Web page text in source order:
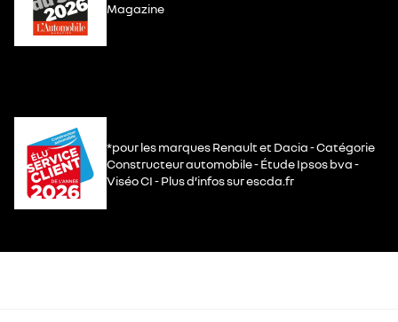
Magazine
*pour les marques Renault et Dacia - Catégorie
Constructeur automobile - Étude Ipsos bva -
Viséo CI - Plus d’infos sur escda.fr